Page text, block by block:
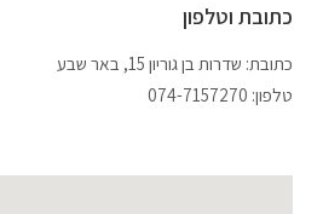
כתובת וטלפון
כתובת: שדרות בן גוריון 15, באר שבע
טלפון: 074-7157270